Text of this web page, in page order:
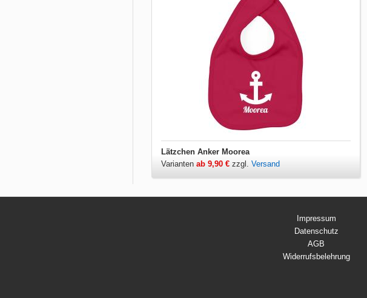
Lätzchen Anker Moorea
Varianten ab 9,90 € zzgl. Versand
Impressum
Datenschutz
AGB
Widerrufsbelehrung